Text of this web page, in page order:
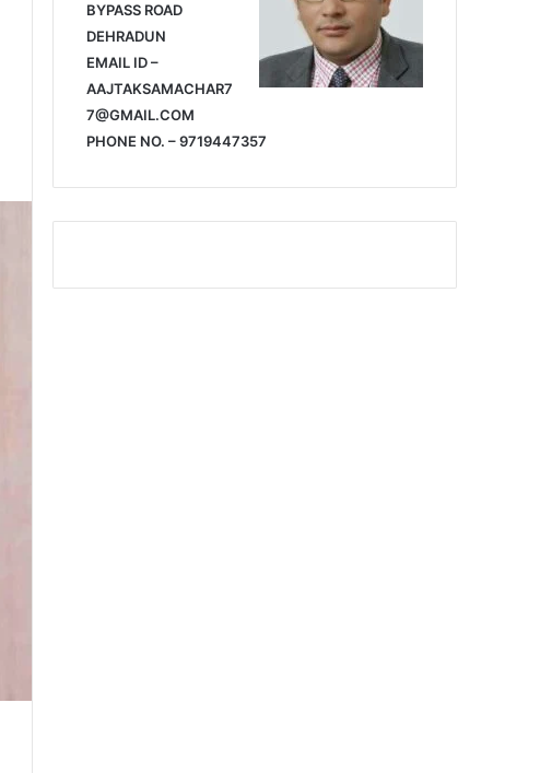
BYPASS ROAD
DEHRADUN
EMAIL ID –
AAJTAKSAMACHAR7
7@GMAIL.COM
PHONE NO. – 9719447357